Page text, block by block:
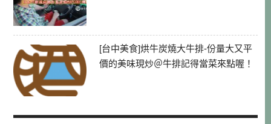
[台中美食]烘牛炭燒大牛排-份量大又平
價的美味現炒＠牛排記得當菜來點喔！